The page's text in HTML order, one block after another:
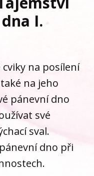
I.
cviky na posílení
na jeho
pánevní dno
své
sval.
dno při